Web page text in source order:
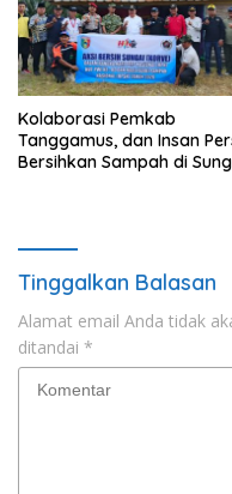
Kolaborasi Pemkab
Tanggamus, dan Insan
Bersihkan Sampah di
Tinggalkan Balasan
Alamat email Anda tidak
ditandai *